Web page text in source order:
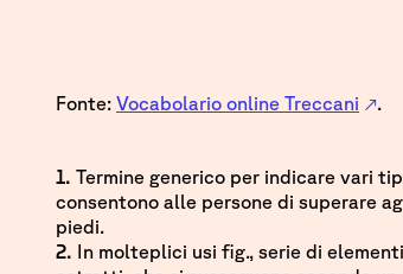
Fonte:Vocabolario online Treccani .
1. Termine generico per indicare vari
consentono alle persone di superare
piedi.
2. In molteplici usi fig., serie di